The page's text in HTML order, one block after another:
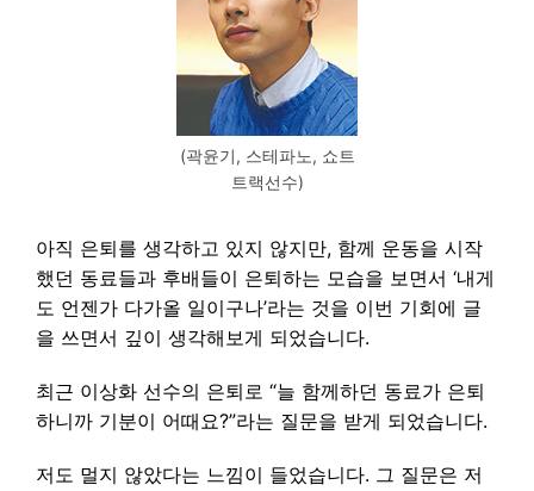
(곽윤기, 스테파노, 쇼트
트랙선수)
아직 은퇴를 생각하고 있지 않지만, 함께 운동을 시작
했던 동료들과 후배들이 은퇴하는 모습을 보면서 ‘내게
도 언젠가 다가올 일이구나’라는 것을 이번 기회에 글
을 쓰면서 깊이 생각해보게 되었습니다.
최근 이상화 선수의 은퇴로 “늘 함께하던 동료가 은퇴
하니까 기분이 어때요?”라는 질문을 받게 되었습니다.
저도 멀지 않았다는 느낌이 들었습니다. 그 질문은 저